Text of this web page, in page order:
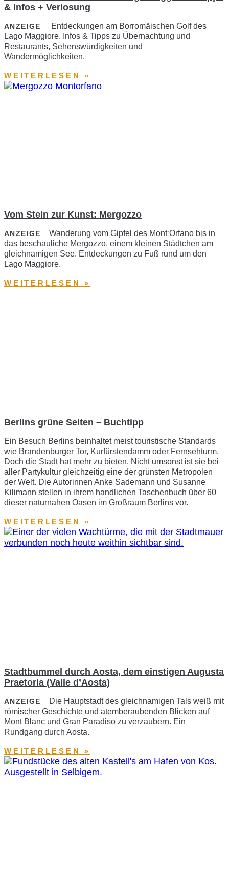
& Infos + Verlosung
ANZEIGE
Entdeckungen am Borromäischen Golf des
Lago Maggiore. Infos & Tipps zu Übernachtung und
Restaurants, Sehenswürdigkeiten und
Wandermöglichkeiten.
WEITERLESEN »
Vom Stein zur Kunst: Mergozzo
ANZEIGE
Wanderung vom Gipfel des Mont‘Orfano bis in
das beschauliche Mergozzo, einem kleinen Städtchen am
gleichnamigen See. Entdeckungen zu Fuß rund um den
Lago Maggiore.
WEITERLESEN »
Berlins grüne Seiten – Buchtipp
Ein Besuch Berlins beinhaltet meist touristische Standards
wie Brandenburger Tor, Kurfürstendamm oder Fernsehturm.
Doch die Stadt hat mehr zu bieten. Nicht umsonst ist sie bei
aller Partykultur gleichzeitig eine der grünsten Metropolen
der Welt. Die Autorinnen Anke Sademann und Susanne
Kilimann stellen in ihrem handlichen Taschenbuch über 60
dieser naturnahen Oasen im Großraum Berlins vor.
WEITERLESEN »
Stadtbummel durch Aosta, dem einstigen Augusta
Praetoria (Valle d’Aosta)
ANZEIGE
Die Hauptstadt des gleichnamigen Tals weiß mit
römischer Geschichte und atemberaubenden Blicken auf
Mont Blanc und Gran Paradiso zu verzaubern. Ein
Rundgang durch Aosta.
WEITERLESEN »